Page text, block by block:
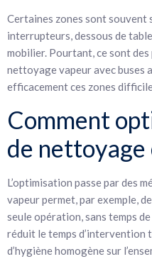
Certaines zones sont
interrupteurs, dessous de
mobilier. Pourtant, ce sont
nettoyage vapeur avec buses
efficacement ces zones
Comment
de nettoyage
L’optimisation passe par des
vapeur permet, par exemple,
seule opération, sans temps
réduit le temps d’intervention
d’hygiène homogène sur